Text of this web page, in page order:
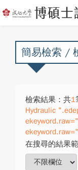
簡易檢索 /
檢索結果：共1
Hydraulic
在搜尋的結果